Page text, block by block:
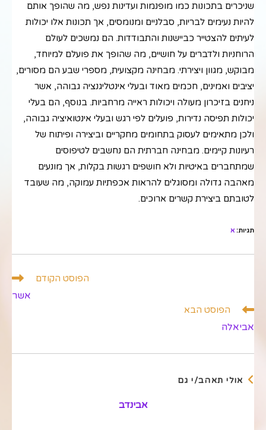
שניכרים בתכונות כמו מופנמות ועדינות נפש, מה שהופך אותם
להיות נעימים לבריות, סבלניים ומנומסים, אך תכונות אלו יכולות
לעיתים להצטייר כביישנות והתבודדות. הם נמשכים לעולם
הרוחניות ולדברים על חושיים, מה שהופך את פועלם למיוחד,
מבוקש, מגוון ויצירתי. מבחינה מקצועית, מספרי שבע הם מסורים,
יציבים ואמינים, חכמים מאוד ובעלי אינטליגנציה גבוהה, אשר
ניחנים בזיכרון מעולה ויכולות ראייה מרחביות. בנוסף, הם בעלי
יכולות תפיסה נדירות, פועלים לפי רגש ובעלי אינטואיציה גבוהה,
ולכן מתאימים לעסוק בתחומים מחקריים וביצירה ופיתוח של
רעיונות קיימים. מבחינה חברתית הם נחשבים לטיפוסים
שמתחברים באיטיות ולא חושפים רגשות בקלות, אך מונעים
מאהבה גדולה ומסוגלים להראות אכפתיות עמוקה, מה שעובד
לטובתם ביצירת קשרים ארוכים.
תגיות: א
הפוסט הקודם
אשר
הפוסט הבא
אביאלה
אולי תאהב/י גם
אבינדב